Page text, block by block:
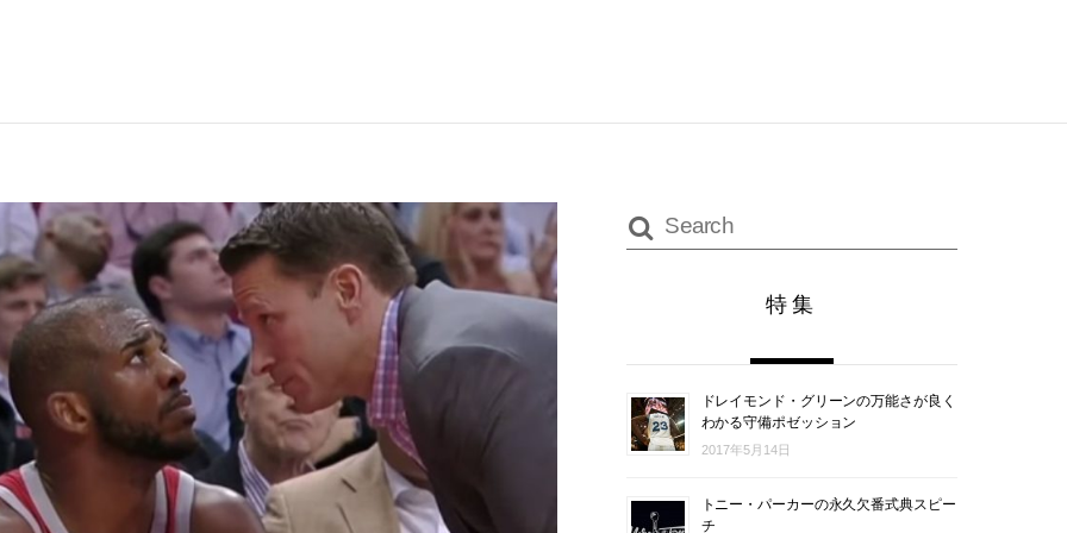
特集
ドレイモンド・グリーンの万能さが良く
わかる守備ポゼッション
2017年5月14日
トニー・パーカーの永久欠番式典スピー
チ